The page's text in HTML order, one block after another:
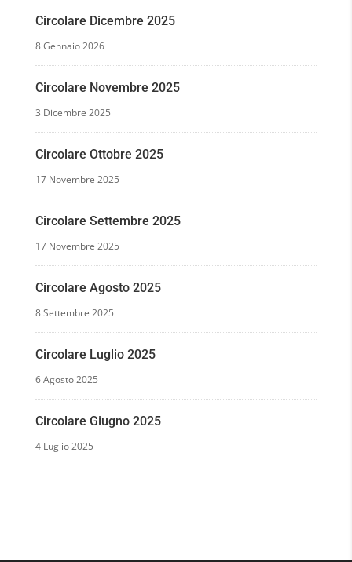
Circolare Dicembre 2025
8 Gennaio 2026
Circolare Novembre 2025
3 Dicembre 2025
Circolare Ottobre 2025
17 Novembre 2025
Circolare Settembre 2025
17 Novembre 2025
Circolare Agosto 2025
8 Settembre 2025
Circolare Luglio 2025
6 Agosto 2025
Circolare Giugno 2025
4 Luglio 2025